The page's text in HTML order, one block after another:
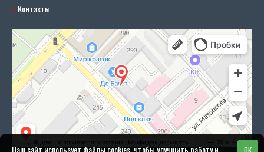
Контакты
Наш сайт использует файлы cookies, чтобы улучшить работу и